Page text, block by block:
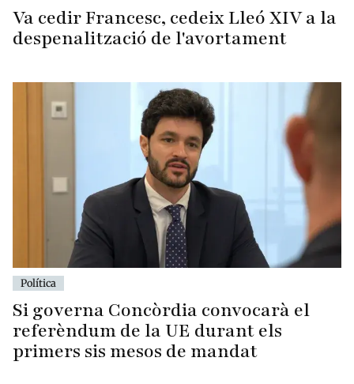
Va cedir Francesc, cedeix Lleó XIV a la
despenalització de l'avortament
Política
Si governa Concòrdia convocarà el
referèndum de la UE durant els
primers sis mesos de mandat